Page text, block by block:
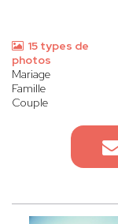
15 types de
photos
Mariage
Famille
Couple